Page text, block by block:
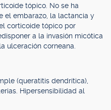
tópico. No se ha
el embarazo, la lactancia y
corticoide tópico por
a la invasión micótica
ulceración corneana.
(queratitis dendrítica),
Hipersensibilidad al